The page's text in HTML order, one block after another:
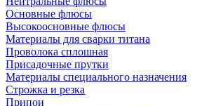
Основные флюсы
Высокоосновные флюсы
Материалы для сварки титана
Проволока сплошная
Присадочные прутки
Материалы специального назначения
Строжка и резка
Припои